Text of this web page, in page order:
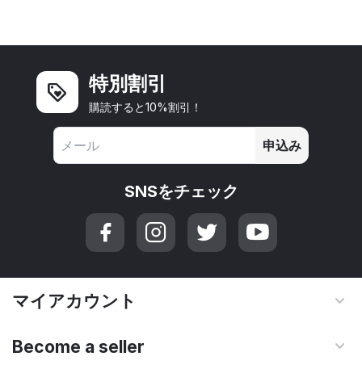
特別割引
購読すると10%割引！
申込み
SNSをチェック
マイアカウント
Become a seller